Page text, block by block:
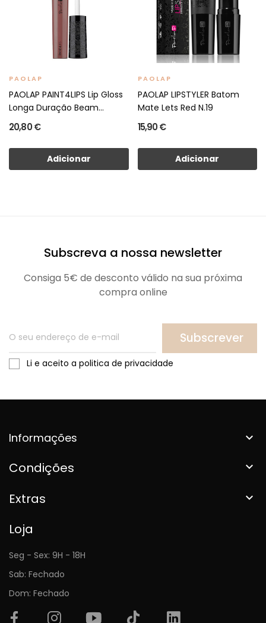
PAOLAP
PAOLAP PAINT4LIPS Lip Gloss
Longa Duração Beam...
20,80 €
Adicionar
PAOLAP
PAOLAP LIPSTYLER Batom
Mate Lets Red N.19
15,90 €
Adicionar
Subscreva a nossa newsletter
Consiga 5€ de desconto válido na sua próxima
compra online
Subscrever
Li e aceito a politica de privacidade
Informações 
Condições 
Extras 
Loja
Seg - Sex: 9H - 18H
Sab: Fechado
Dom: Fechado